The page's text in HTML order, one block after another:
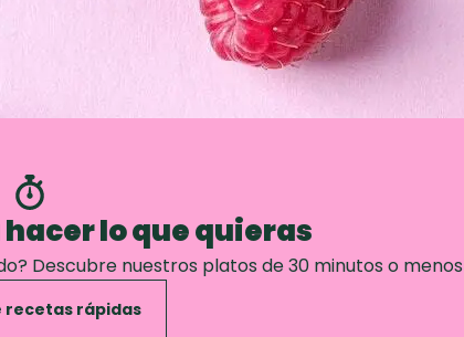
lo que quieras
Descubre nuestros platos de 30 minutos o menos
recetas rápidas